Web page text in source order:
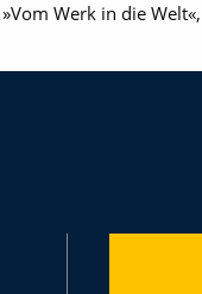
Werk in die